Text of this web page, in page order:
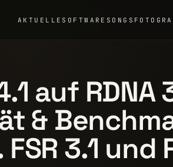
AKTUELLE SOFTWARE SONGS
auf RDNA
&
3.1 und